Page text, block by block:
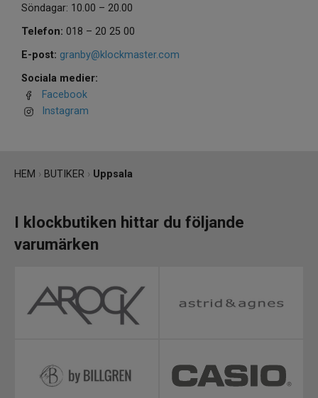
Söndagar: 10.00 – 20.00
Telefon: 018 – 20 25 00
E-post: granby@klockmaster.com
Sociala medier:
Facebook
Instagram
HEM › BUTIKER › Uppsala
I klockbutiken hittar du följande
varumärken